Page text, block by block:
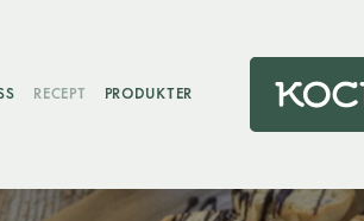
RECEPT PRODUKTER